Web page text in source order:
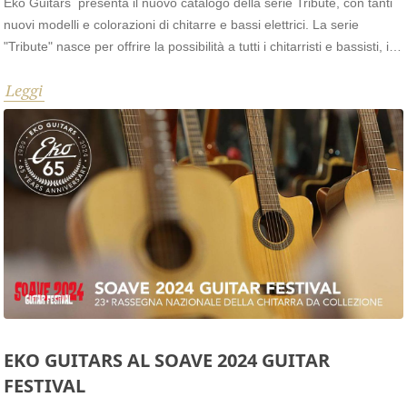
nuovi modelli e colorazioni di chitarre e bassi elettrici. La serie
"Tribute" nasce per offrire la possibilità a tutti i chitarristi e bassisti, in
caratteristiche simili a modelli di chitarra e basso che hanno fatto la
storia della musica. Grazie al fantastico rapporto qualità/prezzo,
questi strumenti di fascia economica riescono facilmente a soddisfare
l'idea e la voglia di suonare uno strumento dal design classico.
Leggi
EKO GUITARS AL SOAVE 2024 GUITAR
FESTIVAL